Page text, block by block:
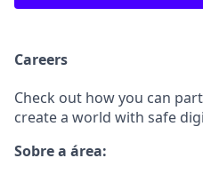
Careers
Check out how you can
create a world with safe
Sobre a área: